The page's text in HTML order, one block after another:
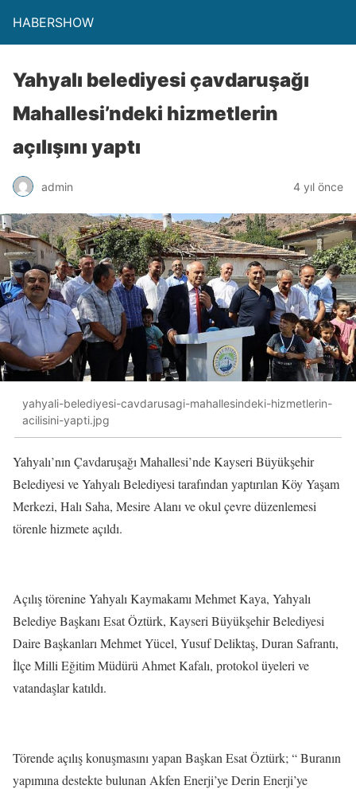
HABERSHOW
Yahyalı belediyesi çavdaruşağı
Mahallesi’ndeki hizmetlerin
açılışını yaptı
admin 4 yıl önce
yahyali-belediyesi-cavdarusagi-mahallesindeki-hizmetlerin-
acilisini-yapti.jpg
Yahyalı’nın Çavdaruşağı Mahallesi’nde Kayseri Büyükşehir
Belediyesi ve Yahyalı Belediyesi tarafından yaptırılan Köy Yaşam
Merkezi, Halı Saha, Mesire Alanı ve okul çevre düzenlemesi
törenle hizmete açıldı.
Açılış törenine Yahyalı Kaymakamı Mehmet Kaya, Yahyalı
Belediye Başkanı Esat Öztürk, Kayseri Büyükşehir Belediyesi
Daire Başkanları Mehmet Yücel, Yusuf Deliktaş, Duran Safrantı,
İlçe Milli Eğitim Müdürü Ahmet Kafalı, protokol üyeleri ve
vatandaşlar katıldı.
Törende açılış konuşmasını yapan Başkan Esat Öztürk; “ Buranın
yapımına destekte bulunan Akfen Enerji’ye Derin Enerji’ye